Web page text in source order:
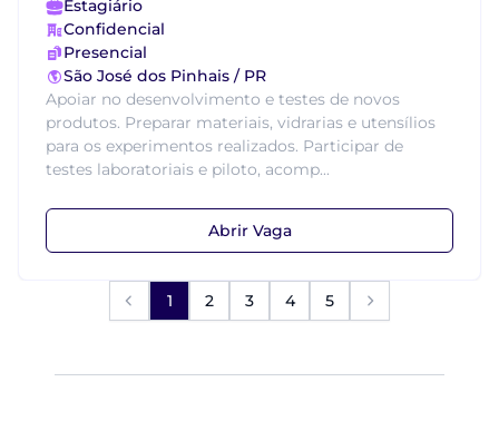
Estagiário
Confidencial
Presencial
São José dos Pinhais / PR
Apoiar no desenvolvimento e testes de novos
produtos. Preparar materiais, vidrarias e utensílios
para os experimentos realizados. Participar de
testes laboratoriais e piloto, acomp...
Abrir Vaga
1 2 3 4 5